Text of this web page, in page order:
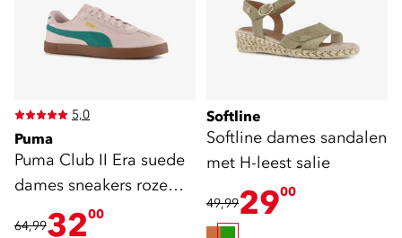
5,0
Puma
Puma Club II Era suede
dames sneakers roze
groen
64,993200
Softline
Softline dames sandalen
met H-leest salie
49,992900